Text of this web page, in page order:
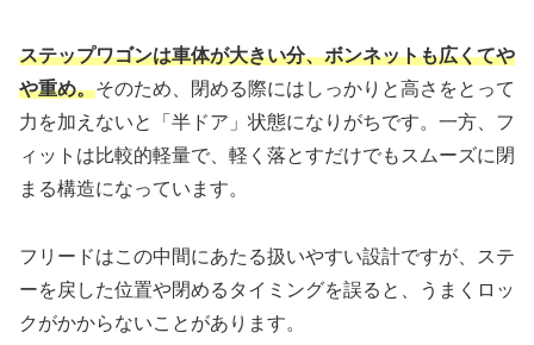
ステップワゴンは車体が大きい分、ボンネットも広くてや
や重め。そのため、閉める際にはしっかりと高さをとって
力を加えないと「半ドア」状態になりがちです。一方、フ
ィットは比較的軽量で、軽く落とすだけでもスムーズに閉
まる構造になっています。
フリードはこの中間にあたる扱いやすい設計ですが、ステ
ーを戻した位置や閉めるタイミングを誤ると、うまくロッ
クがかからないことがあります。